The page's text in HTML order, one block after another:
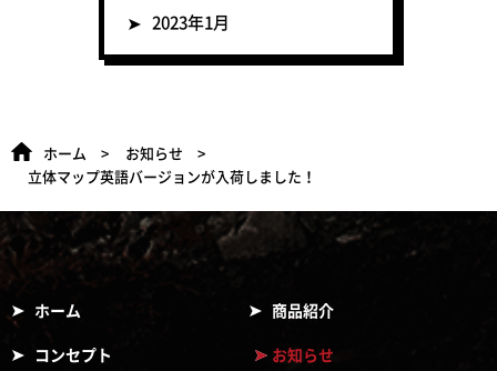
2023年1月
ホーム
お知らせ
立体マップ英語バージョンが入荷しました！
ホーム 商品紹介
コンセプト お知らせ